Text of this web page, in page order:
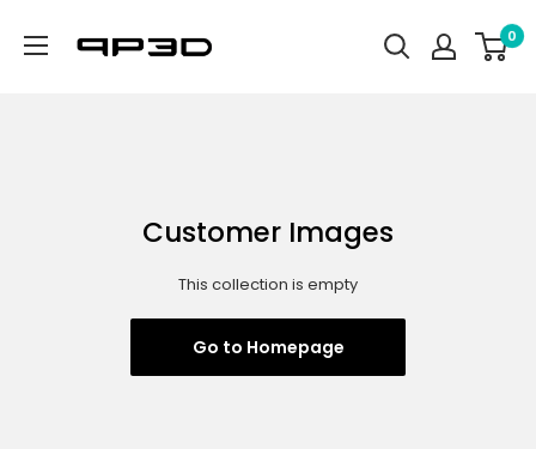
0
Customer Images
This collection is empty
Go to Homepage